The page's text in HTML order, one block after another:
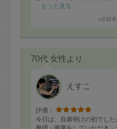
もっと見る
※依頼
70代 女性より
えすこ
評価：
今日は、自粛明けの初でし